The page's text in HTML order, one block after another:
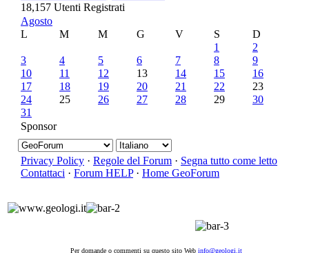
18,157 Utenti Registrati
Agosto
L
M M G V S
D
1
2
3
4 5 6 7 8
9
10
11 12 13 14 15
16
17
18 19 20 21 22
23
24
25 26 27 28 29
30
31
Sponsor
Privacy Policy · Regole del Forum · Segna tutto come letto
Contattaci · Forum HELP· Home GeoForum
Per domande o commenti su questo sito Web info@geologi.it